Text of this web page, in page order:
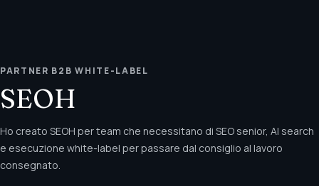
PARTNER B2B WHITE-LABEL
SEOH
Ho creato SEOH per team che necessitano di SEO senior, AI search
e esecuzione white-label per passare dal consiglio al lavoro
consegnato.